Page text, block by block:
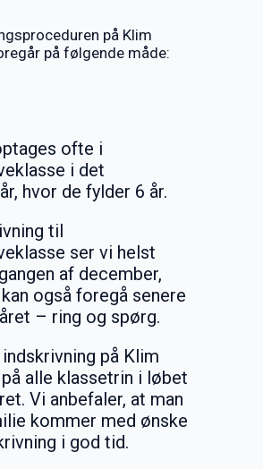
på Klim
på følgende måde:
ofte i
i det
hvor de fylder 6 år.
til
ser vi helst
af december,
også foregå senere
– ring og spørg.
på Klim
alle klassetrin i løbet
Vi anbefaler, at man
kommer med ønske
i god tid.